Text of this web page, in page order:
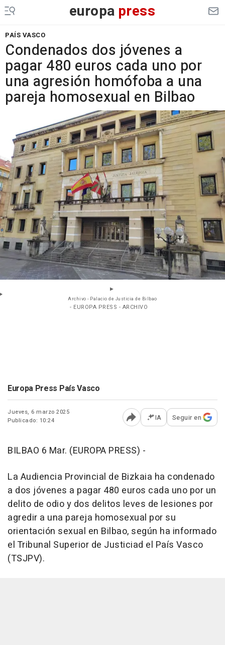
europa press
PAÍS VASCO
Condenados dos jóvenes a
pagar 480 euros cada uno por
una agresión homófoba a una
pareja homosexual en Bilbao
Archivo - Palacio de Justicia de Bilbao
- EUROPA PRESS - ARCHIVO
Europa Press País Vasco
Jueves, 6 marzo 2025
Publicado: 10:24
Abrir opciones para
IA Seguir en
BILBAO 6 Mar. (EUROPA PRESS) -
La Audiencia Provincial de Bizkaia ha condenado
a dos jóvenes a pagar 480 euros cada uno por un
delito de odio y dos delitos leves de lesiones por
agredir a una pareja homosexual por su
orientación sexual en Bilbao, según ha informado
el Tribunal Superior de Justiciad el País Vasco
(TSJPV).